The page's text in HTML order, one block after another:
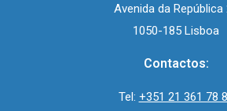
Avenida da República
1050-185 Lisboa
Contactos:
Tel: +351 21 361 78